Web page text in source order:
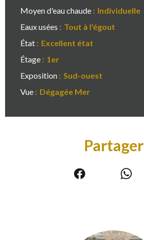
Moyen d'eau chaude
Individuelle
Eaux usées
Tout à l'égout
État
Excellent état
Étage
1er
Exposition
Sud-ouest
Vue
Dégagée Mer
Partager